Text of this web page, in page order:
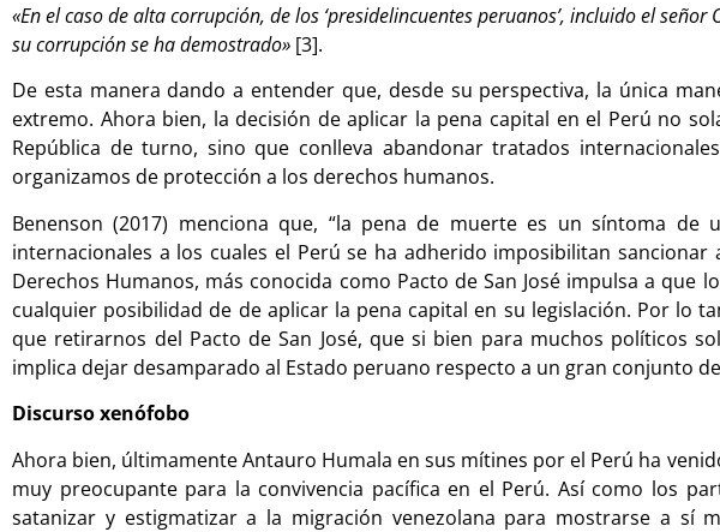
«En el caso de alta corrupción, de los ‘presidelincuentes peruanos’, incluido el
su corrupción se ha demostrado» [3].
De esta manera dando a entender que, desde su perspectiva, la única
extremo. Ahora bien, la decisión de aplicar la pena capital en el Perú no
República de turno, sino que conlleva abandonar tratados
organizamos de protección a los derechos humanos.
Benenson (2017) menciona que, “la pena de muerte es un síntoma
internacionales a los cuales el Perú se ha adherido imposibilitan
Derechos Humanos, más conocida como Pacto de San José impulsa a
cualquier posibilidad de de aplicar la pena capital en su legislación. Por lo
que retirarnos del Pacto de San José, que si bien para muchos políticos
implica dejar desamparado al Estado peruano respecto a un gran conjunto
Discurso xenófobo
Ahora bien, últimamente Antauro Humala en sus mítines por el Perú ha
muy preocupante para la convivencia pacífica en el Perú. Así como los
satanizar y estigmatizar a la migración venezolana para mostrarse a sí